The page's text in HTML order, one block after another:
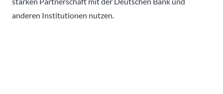
anderen Institutionen nutzen.